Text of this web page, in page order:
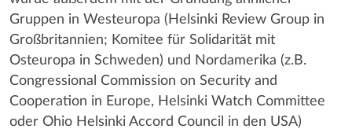
Gruppen in Westeuropa (Helsinki Review Group in
Großbritannien; Komitee für Solidarität mit
Osteuropa in Schweden) und Nordamerika (z.B.
Congressional Commission on Security and
Cooperation in Europe, Helsinki Watch Committee
oder Ohio Helsinki Accord Council in den USA)